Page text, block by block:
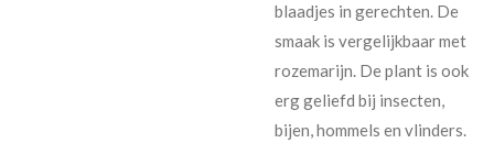
blaadjes in gerechten. De
smaak is vergelijkbaar met
rozemarijn. De plant is ook
erg geliefd bij insecten,
bijen, hommels en vlinders.